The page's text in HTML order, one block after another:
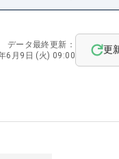
データ最終更新：
6月9日 (火) 09:00
更